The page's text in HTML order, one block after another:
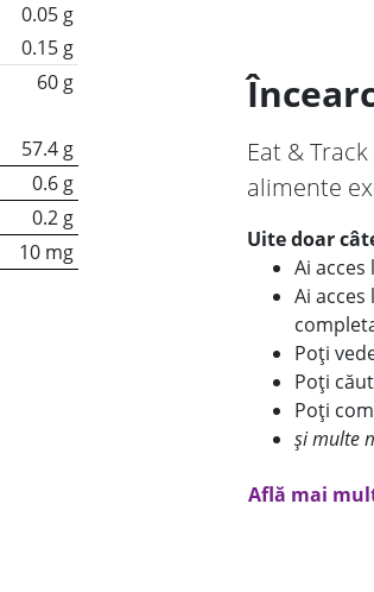
0.05 g
0.15 g
60 g
57.4 g
0.6 g
0.2 g
10 mg
Eat &
alimente
Uite doar
Ai
Ai
Poți
Poți
Poți
și multe
Află mai